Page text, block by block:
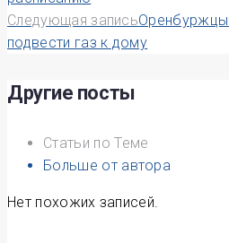
по
записям
Следующая записьОренбуржцы
подвести газ к дому
Другие посты
Статьи по Теме
Больше от автора
Нет похожих записей.